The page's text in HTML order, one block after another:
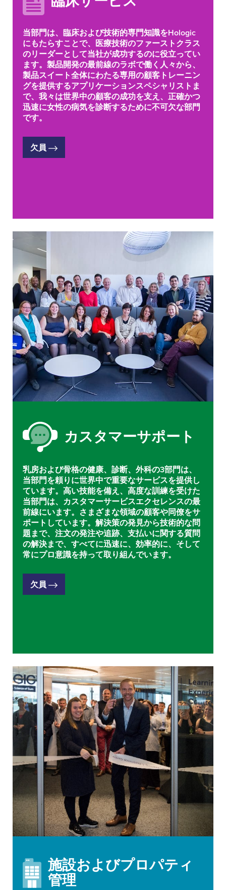
当部門は、臨床および技術的専門知識をHologic
にもたらすことで、医療技術のファーストクラス
のリーダーとして当社が成功するのに役立ってい
ます。製品開発の最前線のラボで働く人々から、
製品スイート全体にわたる専用の顧客トレーニン
グを提供するアプリケーションスペシャリストま
で、我々は世界中の顧客の成功を支え、正確かつ
迅速に女性の病気を診断するために不可欠な部門
です。
欠員
カスタマーサポート
乳房および骨格の健康、診断、外科の3部門は、
当部門を頼りに世界中で重要なサービスを提供し
ています。高い技能を備え、高度な訓練を受けた
当部門は、カスタマーサービスエクセレンスの最
前線にいます。さまざまな領域の顧客や同僚をサ
ポートしています。解決策の発見から技術的な問
題まで、注文の発注や追跡、支払いに関する質問
の解決まで、すべてに迅速に、効率的に、そして
常にプロ意識を持って取り組んでいます。
欠員
施設およびプロパティ
管理